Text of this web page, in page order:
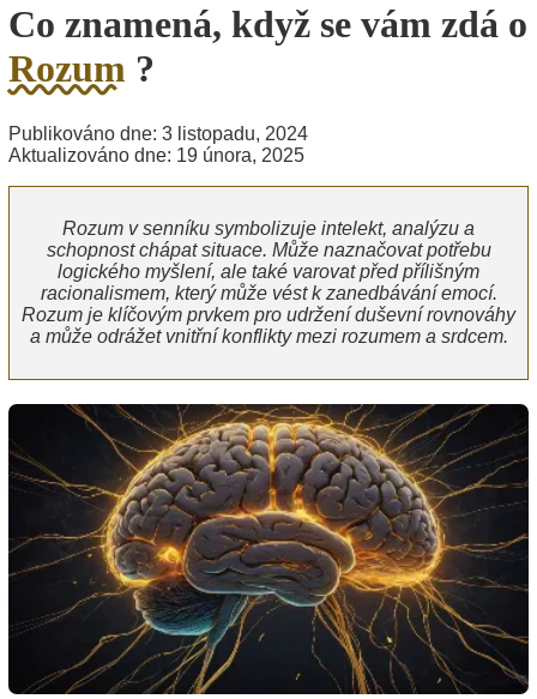
Co znamená, když se vám zdá o
Rozum ?
Publikováno dne: 3 listopadu, 2024
Aktualizováno dne: 19 února, 2025
Rozum v senníku symbolizuje intelekt, analýzu a
schopnost chápat situace. Může naznačovat potřebu
logického myšlení, ale také varovat před přílišným
racionalismem, který může vést k zanedbávání emocí.
Rozum je klíčovým prvkem pro udržení duševní rovnováhy
a může odrážet vnitřní konflikty mezi rozumem a srdcem.